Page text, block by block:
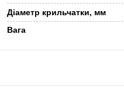
Діаметр крильчатки, мм
Вага